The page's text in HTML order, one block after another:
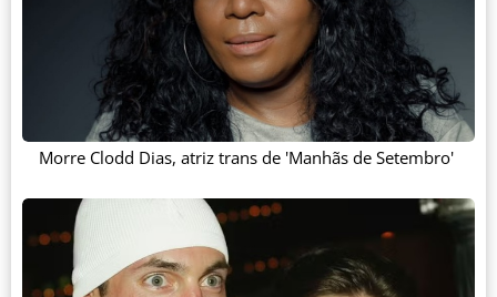
Morre Clodd Dias, atriz trans de 'Manhãs de Setembro'